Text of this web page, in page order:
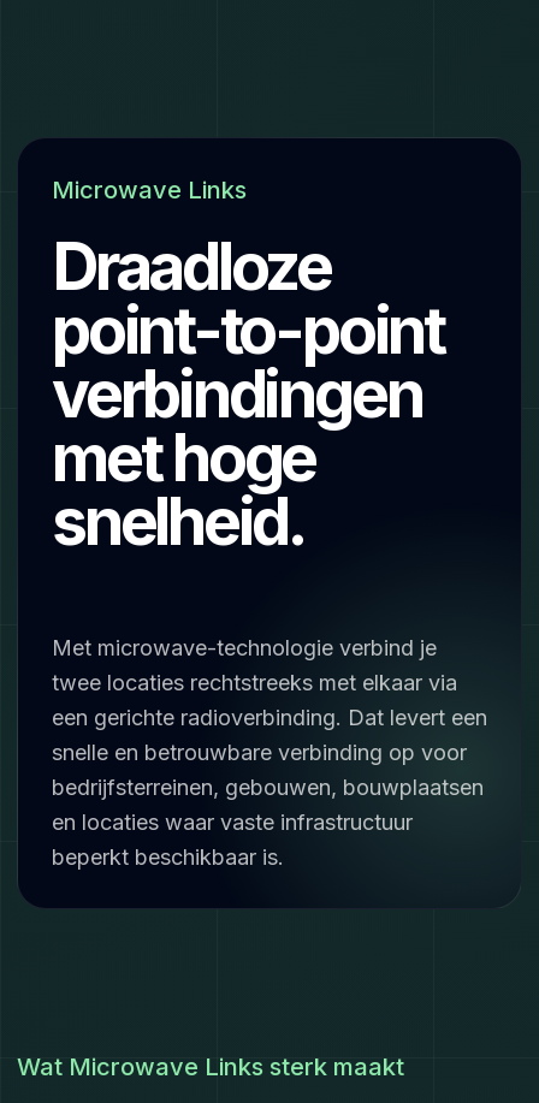
Microwave Links
Draadloze
point-to-point
verbindingen
met hoge
snelheid.
Met microwave-technologie verbind je
twee locaties rechtstreeks met elkaar via
een gerichte radioverbinding. Dat levert een
snelle en betrouwbare verbinding op voor
bedrijfsterreinen, gebouwen, bouwplaatsen
en locaties waar vaste infrastructuur
beperkt beschikbaar is.
Wat Microwave Links sterk maakt